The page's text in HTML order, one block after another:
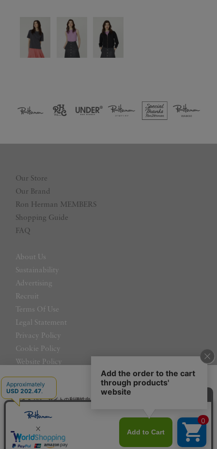
Our Store
Our Brand
Ron Herman MEMBERS
Shopping Guide
FAQ
About Us
Sustainability
Advertising
Recruit
Terms Of Use
Legal Statement
Privacy Policy
Cookie Policy
Website Policy
Contact Us
日本語
当サイトでは、サイトの利便性向上のためにクッキーを使用いたします。ボタン
から同意の可否を選択してください。選択せずにページを移動した場合、クッキ
ーの使用に同意したことになります。クッキーを通じて収集する情報には「お客
様個人を特定できる情報」は一切含まれておりません。詳細は
クッキーポリシ
ー
をご確認ください。